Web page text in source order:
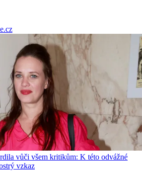
vůči všem kritikům: K této odvážné
vzkaz